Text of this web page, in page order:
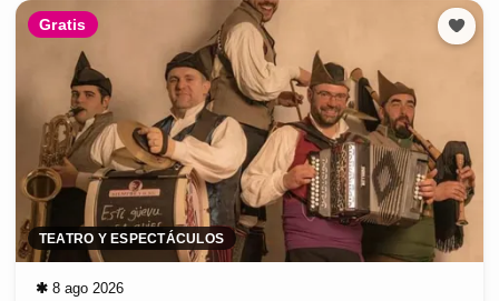
Gratis
TEATRO Y ESPECTÁCULOS
✱ 8 ago 2026